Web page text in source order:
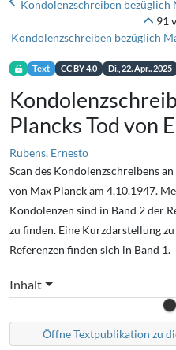
91
Kondolenzschreiben bezüglich
Text CC BY 4.0 Di., 22. Apr.. 2025
Plancks Tod von
Rubens, Ernesto
Scan des Kondolenzschreibens
von Max Planck am 4.10.1947.
Kondolenzen sind in Band 2 der
zu finden. Eine Kurzdarstellung
Referenzen finden sich in Band 1.
Inhalt
Öffne Textpublikation zu